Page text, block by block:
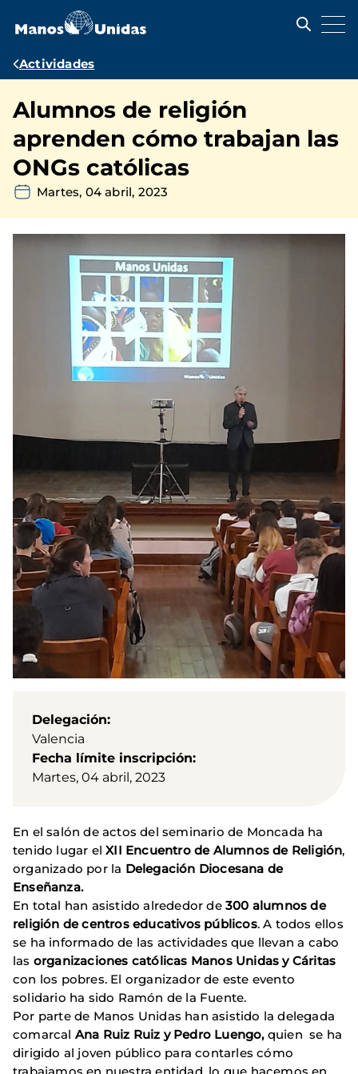
contenido
Ruta
navegación
Actividades
Alumnos de religión
aprenden cómo trabajan las
ONGs católicas
Martes, 04 abril, 2023
Delegación
Valencia
Fecha límite inscripción
Martes, 04 abril, 2023
En el salón de actos del seminario de Moncada ha
tenido lugar elXII Encuentro de Alumnos de Religión,
organizado por la Delegación Diocesana de
Enseñanza.
En total han asistido alrededor de300 alumnos de
religión de centros educativos públicos. A todos ellos
se ha informado de las actividades que llevan a cabo
las organizaciones católicas Manos Unidas y Cáritas
con los pobres. El organizador de este evento
solidario ha sido Ramón de la Fuente.
Por parte de Manos Unidas han asistido la delegada
comarcal Ana Ruiz Ruiz y Pedro Luengo,quien se ha
dirigido al joven público para contarles cómo
trabajamos en nuestra entidad, lo que hacemos en